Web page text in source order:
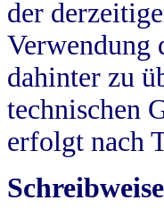
der
Verwendung
dahinter zu
technischen
erfolgt nach